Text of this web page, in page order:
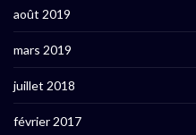
août 2019
mars 2019
juillet 2018
février 2017